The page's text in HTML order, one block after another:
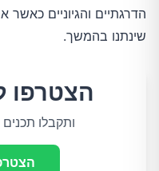
הדרגתיים והגיוניים
שינתנו בהמשך.
הצטרפו
ותקבלו